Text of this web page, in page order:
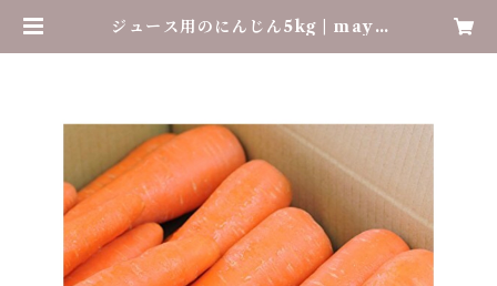
ジュース用のにんじん5kg | mayu